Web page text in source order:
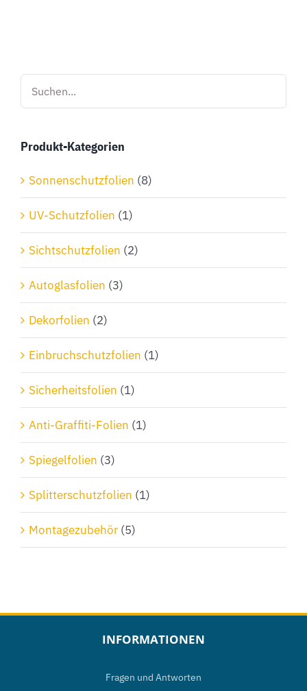
Die
können
Produktseite
gewählt
werden
Produkt-Kategorien
Sonnenschutzfolien (8)
UV-Schutzfolien (1)
Sichtschutzfolien (2)
Autoglasfolien (3)
Dekorfolien (2)
Einbruchschutzfolien (1)
Sicherheitsfolien (1)
Anti-Graffiti-Folien (1)
Spiegelfolien (3)
Splitterschutzfolien (1)
Montagezubehör (5)
INFORMATIONEN
Fragen und Antworten